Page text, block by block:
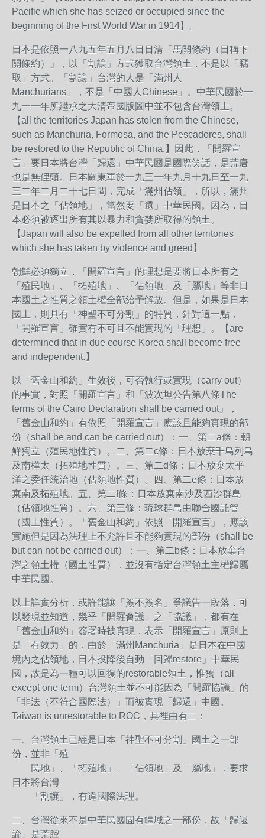
Pacific which she has seized or occupied since the
beginning of the First World War in 1914】。
日本是依照一八九五年五月八日日清「馬關條約（日稱下
關條約）」，以「割讓」方式獲取台灣領土，不是以「竊
取」方式。「割讓」台灣的人是「滿州人
Manchurians」，不是「中國人Chinese」。中華民國於一
九一一年所繼承之大清帝國版圖中並不包含台灣領土。
【all the territories Japan has stolen from the Chinese,
such as Manchuria, Formosa, and the Pescadores, shall
be restored to the Republic of China.】因此，「開羅宣
言」要日本將台灣「歸還」中華民國是國際笑話，是荒唐
也是無俚頭。日本關東軍於一九三一年九月十九日至一九
三二年二月二十七日間，完成「滿州佔領」，所以，滿州
是日本之「佔領地」，當然要「還」中華民國。因為，日
本必須被逐出所有其以暴力和貪婪所取得的領土。
【Japan will also be expelled from all other territories
which she has taken by violence and greed】
朝鮮必須獨立，「開羅宣言」的理想是要將日本所有之
「殖民地」、「拓殖地」、「佔領地」及「屬地」等非日
本國土之性質之領土權全部給予解放。但是，如果是日本
國土，則具有「神聖不可分割」的特質，針對這一點，
「開羅宣言」確實有不可且不能實現的「理想」。【are
determined that in due course Korea shall become free
and independent.】
以「舊金山和約」生效後，可否執行或實現（carry out）
的事實，對照「開羅宣言」和「波次坦公告第八條The
terms of the Cairo Declaration shall be carried out」，
「舊金山和約」有依照「開羅宣言」應該且能夠實現的部
份（shall be and can be carried out）：一、第二a條：朝
鮮獨立（殖民地性質）。二、第二c條：日本放棄千島列島
及南樺太（拓殖地性質）。三、第二d條：日本放棄太平
洋之委任統治地（佔領地性質）。四、第二e條：日本放
棄南及拓殖地。五、第二f條：日本放棄南沙及西沙群島
（佔領地性質）。六、第三條：琉球群島由聯合國託管
（國土性質）。「舊金山和約」依照「開羅宣言」，應該
實施但是因為法理上不允許且不能夠實現的部份（shall be
but can not be carried out）：一、第二b條：日本放棄台
灣之領土權（國土性質），並沒有指定台灣領土主權歸屬
中華民國。
以上詳實分析，或許能讓「簽不簽名」爭議告一段落，可
以發現並知道，幾乎「開羅會議」之「協議」，都有在
「舊金山和約」簽署時被實現，表示「開羅宣言」原則上
是「有效力」的，由於「滿州Manchuria」是日本在中國
境內之佔領地，日本投降後自動「回歸restore」中華民
國，故是為一種可以回復的restorable領土，惟獨（all
except one term）台灣領土並不可能因為「開羅協議」的
「非法（不符合國際法）」而被實現「歸還」中國。
Taiwan is unrestorable to ROC，其裡由有二：
一、台灣領土已經是日本「神聖不可分割」國土之一部
份，並非「殖
民地」、「拓殖地」、「佔領地」及「屬地」，要求
日本將台灣
「割讓」，有違國際法理。
二、台灣從來不是中華民國固有疆域之一部份，故「歸還
論」是荒腔